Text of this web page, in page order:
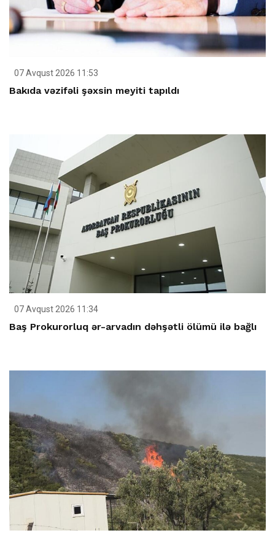
07 Avqust 2026 11:53
Bakıda vəzifəli şəxsin meyiti tapıldı
07 Avqust 2026 11:34
Baş Prokurorluq ər-arvadın dəhşətli ölümü ilə bağlı